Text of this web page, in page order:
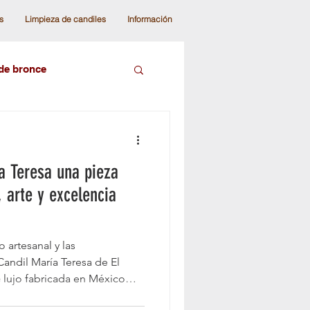
Limpieza de candiles Información
bronce
modernosuna pieza
y excelencia
artesanal y las
María Teresa de El
lujo fabricada en México